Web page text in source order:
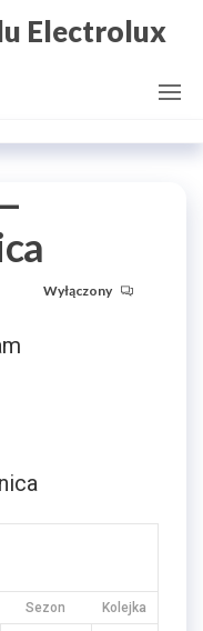
Electrolux
Wyłączony
Sezon Kolejka